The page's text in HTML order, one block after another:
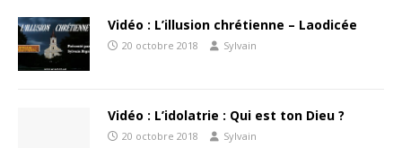
Vidéo : L’illusion chrétienne – Laodicée
20 octobre 2018 Sylvain
Vidéo : L’idolatrie : Qui est ton Dieu ?
20 octobre 2018 Sylvain